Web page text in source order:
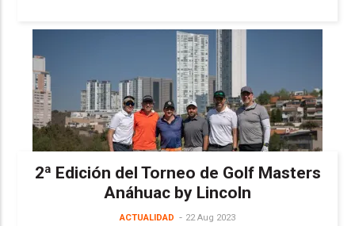
2ª Edición del Torneo de Golf Masters
Anáhuac by Lincoln
ACTUALIDAD 22 Aug 2023